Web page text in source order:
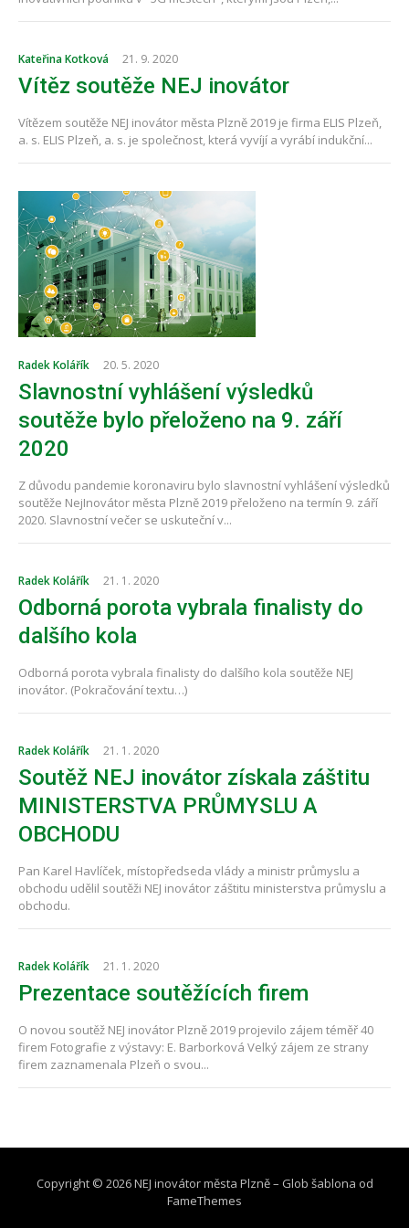
Kateřina Kotková 21. 9. 2020
Vítěz soutěže NEJ inovátor
Vítězem soutěže NEJ inovátor města Plzně 2019 je firma ELIS Plzeň,
a. s. ELIS Plzeň, a. s. je společnost, která vyvíjí a vyrábí indukční...
Radek Kolářík 20. 5. 2020
Slavnostní vyhlášení výsledků
soutěže bylo přeloženo na 9. září
2020
Z důvodu pandemie koronaviru bylo slavnostní vyhlášení výsledků
soutěže NejInovátor města Plzně 2019 přeloženo na termín 9. září
2020. Slavnostní večer se uskuteční v...
Radek Kolářík 21. 1. 2020
Odborná porota vybrala finalisty do
dalšího kola
Odborná porota vybrala finalisty do dalšího kola soutěže NEJ
inovátor. (Pokračování textu…)
Radek Kolářík 21. 1. 2020
Soutěž NEJ inovátor získala záštitu
MINISTERSTVA PRŮMYSLU A
OBCHODU
Pan Karel Havlíček, místopředseda vlády a ministr průmyslu a
obchodu udělil soutěži NEJ inovátor záštitu ministerstva průmyslu a
obchodu.
Radek Kolářík 21. 1. 2020
Prezentace soutěžících firem
O novou soutěž NEJ inovátor Plzně 2019 projevilo zájem téměř 40
firem Fotografie z výstavy: E. Barborková Velký zájem ze strany
firem zaznamenala Plzeň o svou...
Copyright © 2026 NEJ inovátor města Plzně– Glob šablona od
FameThemes